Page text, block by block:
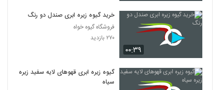
۰۰:۳۹
خرید گیوه زیره ابری صندل دو رنگ
فروشگاه گیوه خواه
۲۷۰ بازدید
گیوه زیره ابری قهوهای لایه سفید زیره
سیاه